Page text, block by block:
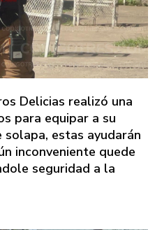
Delicias realizó una
para equipar a su
solapa, estas ayudarán
inconveniente quede
seguridad a la